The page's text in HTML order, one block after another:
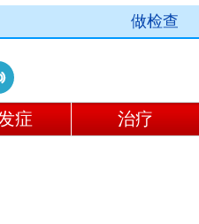
做检查
症 治疗